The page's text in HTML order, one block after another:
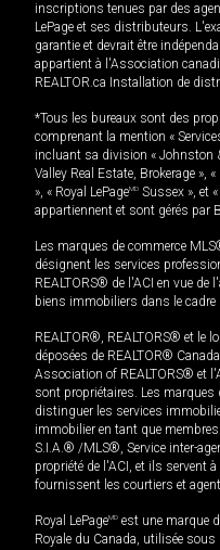
inscriptions tenues par des
LePage et ses distributeurs.
garantie et devrait être
appartient à l'Association
REALTOR.ca Installation de
*Tous les bureaux sont des
comprenant la mention «
incluant sa division « Johnston
Valley Real Estate, Brokerage », «
», « Royal LePageMD Sussex », et
appartiennent et sont gérés par
Les marques de commerce
désignent les services
REALTORS® de l'ACI en vue de
biens immobiliers dans le cadre
REALTOR®, REALTORS® et le
déposées de REALTOR®
Association of REALTORS® et
sont propriétaires. Les marques
distinguer les services
immobilier en tant que
S.I.A.® /MLS®, Service inter-
propriété de l'ACI, et ils servent
fournissent les courtiers et
Royal LePageMD est une marque
Royale du Canada, utilisée